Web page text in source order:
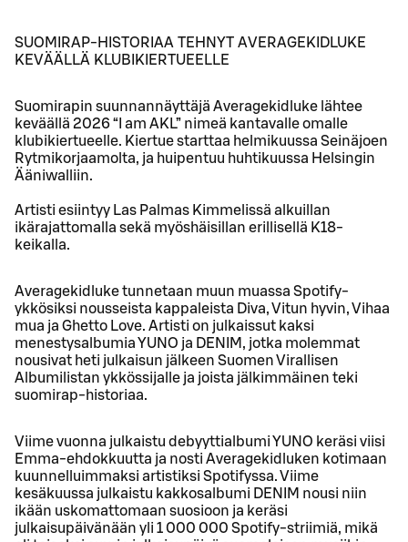
SUOMIRAP-HISTORIAA TEHNYT AVERAGEKIDLUKE
KEVÄÄLLÄ KLUBIKIERTUEELLE
Suomirapin suunnannäyttäjä Averagekidluke lähtee
keväällä 2026 “I am AKL” nimeä kantavalle omalle
klubikiertueelle. Kiertue starttaa helmikuussa Seinäjoen
Rytmikorjaamolta, ja huipentuu huhtikuussa Helsingin
Ääniwalliin.
Artisti esiintyy Las Palmas Kimmelissä alkuillan
ikärajattomalla sekä myöshäisillan erillisellä K18-
keikalla.
Averagekidluke tunnetaan muun muassa Spotify-
ykkösiksi nousseista kappaleista Diva, Vitun hyvin, Vihaa
mua ja Ghetto Love. Artisti on julkaissut kaksi
menestysalbumia YUNO ja DENIM, jotka molemmat
nousivat heti julkaisun jälkeen Suomen Virallisen
Albumilistan ykkössijalle ja joista jälkimmäinen teki
suomirap-historiaa.
Viime vuonna julkaistu debyyttialbumi YUNO keräsi viisi
Emma-ehdokkuutta ja nosti Averagekidluken kotimaan
kuunnelluimmaksi artistiksi Spotifyssa. Viime
kesäkuussa julkaistu kakkosalbumi DENIM nousi niin
ikään uskomattomaan suosioon ja keräsi
julkaisupäivänään yli 1 000 000 Spotify-striimiä, mikä